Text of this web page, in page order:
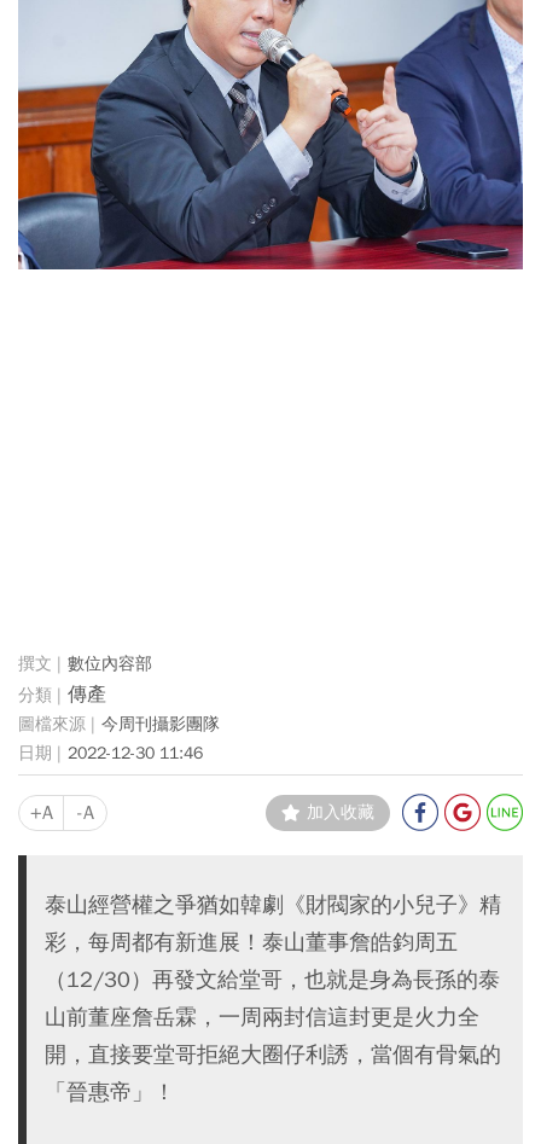
數位內容部
傳產
今周刊攝影團隊
2022-12-30 11:46
+A -A 加入收藏
泰山經營權之爭猶如韓劇《財閥家的小兒子》精
彩，每周都有新進展！泰山董事詹皓鈞周五
（12/30）再發文給堂哥，也就是身為長孫的泰
山前董座詹岳霖，一周兩封信這封更是火力全
開，直接要堂哥拒絕大圈仔利誘，當個有骨氣的
「晉惠帝」！